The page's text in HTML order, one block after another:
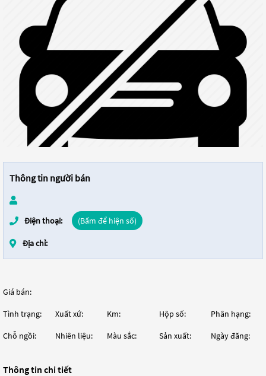
Thông tin người bán
Điện thoại: (Bấm để hiện số)
Địa chỉ:
Giá bán:
Tình trạng: Xuất xứ: Km: Hộp số: Phân hạng:
Chỗ ngồi: Nhiên liệu: Màu sắc: Sản xuất: Ngày đăng:
Thông tin chi tiết